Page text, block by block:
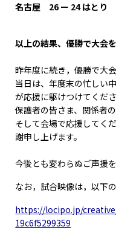
名古屋 26 ー 24 はとり
以上の結果、優勝で大会
昨年度に続き，優勝で大
当日は、年度末の忙しい
が応援に駆けつけてくださ
保護者の皆さま、関係者の
そして会場で応援してく
謝申し上げます。
今後とも変わらぬご声援
なお，試合映像は，以下
https://locipo.jp/
19c6f5299359